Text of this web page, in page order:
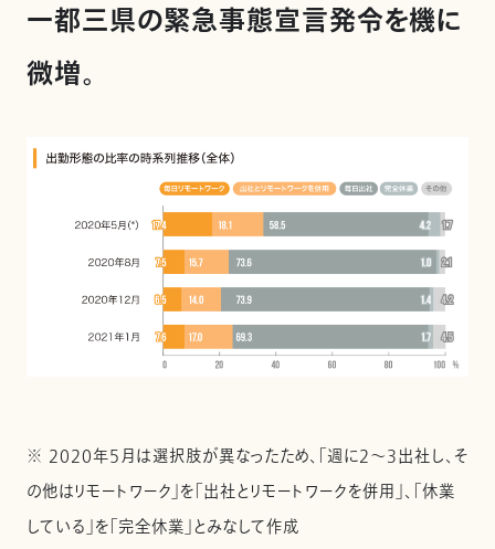
一都三県の緊急事態宣言発令を機に
微増。
※ 2020年5月は選択肢が異なったため、「週に2～3出社し、そ
の他はリモートワーク」を「出社とリモートワークを併用」、「休業
している」を「完全休業」とみなして作成